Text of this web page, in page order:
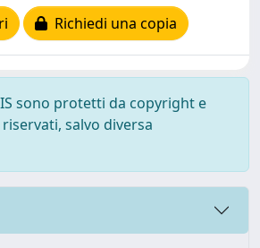
Richiedi una copia
sono protetti da copyright e
salvo diversa